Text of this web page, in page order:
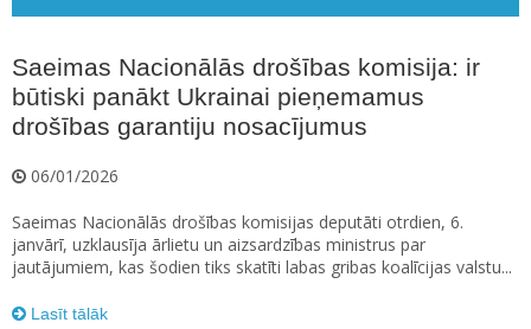
Saeimas Nacionālās drošības komisija: ir
būtiski panākt Ukrainai pieņemamus
drošības garantiju nosacījumus
06/01/2026
Saeimas Nacionālās drošības komisijas deputāti otrdien, 6.
janvārī, uzklausīja ārlietu un aizsardzības ministrus par
jautājumiem, kas šodien tiks skatīti labas gribas koalīcijas valstu...
Lasīt tālāk